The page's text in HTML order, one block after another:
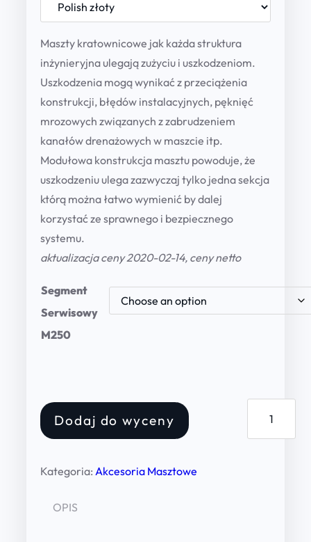
c
e
r
a
n
g
e
2
0
,
z
ł
h
Maszty kratownicowe jak każda struktura
inżynieryjna ulegają zużyciu i uszkodzeniom.
Uszkodzenia mogą wynikać z przeciążenia
konstrukcji, błędów instalacyjnych, pęknięć
mrozowych związanych z zabrudzeniem
kanałów drenażowych w maszcie itp.
Modułowa konstrukcja masztu powoduje, że
uszkodzeniu ulega zazwyczaj tylko jedna sekcja
którą można łatwo wymienić by dalej
korzystać ze sprawnego i bezpiecznego
systemu.
aktualizacja ceny 2020-02-14, ceny netto
Segment
Serwisowy
M250
Dodaj do wyceny
Kategoria: Akcesoria Masztowe
OPIS